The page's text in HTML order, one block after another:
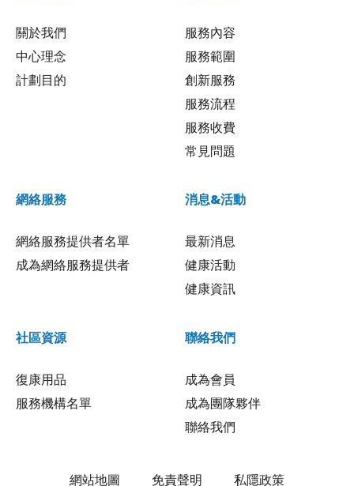
關於我們
中心理念
計劃目的
服務內容
服務範圍
創新服務
服務流程
服務收費
常見問題
網絡服務
網絡服務提供者名單
成為網絡服務提供者
消息&活動
最新消息
健康活動
健康資訊
社區資源
復康用品
服務機構名單
聯絡我們
成為會員
成為團隊夥伴
聯絡我們
網站地圖 免責聲明 私隱政策